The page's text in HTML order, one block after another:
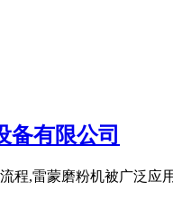
备有限公司
程,雷蒙磨粉机被广泛